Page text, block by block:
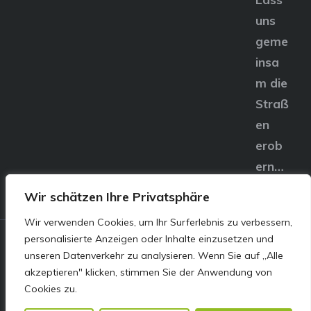
Wir schätzen Ihre Privatsphäre
Wir verwenden Cookies, um Ihr Surferlebnis zu verbessern,
personalisierte Anzeigen oder Inhalte einzusetzen und
unseren Datenverkehr zu analysieren. Wenn Sie auf „Alle
akzeptieren" klicken, stimmen Sie der Anwendung von
Cookies zu.
uns
geme
insa
m die
Straß
en
erob
ern…
© E&S Motors GmbH,
Linzer Straße 83 4240
Freistadt